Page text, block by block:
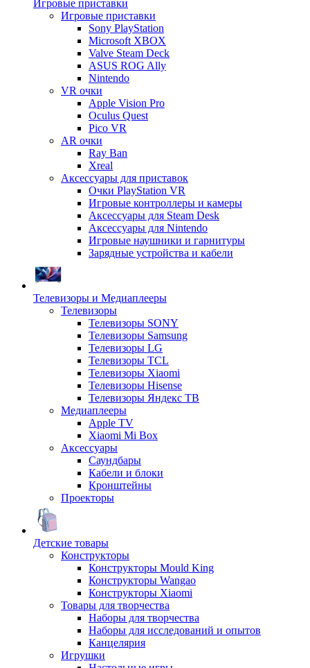
Игровые приставки
Игровые приставки
Sony PlayStation
Microsoft XBOX
Valve Steam Deck
ASUS ROG Ally
Nintendo
VR очки
Apple Vision Pro
Oculus Quest
Pico VR
AR очки
Ray Ban
Xreal
Аксессуары для приставок
Очки PlayStation VR
Игровые контроллеры и камеры
Аксессуары для Steam Desk
Аксессуары для Nintendo
Игровые наушники и гарнитуры
Зарядные устройства и кабели
Телевизоры и Медиаплееры
Телевизоры
Телевизоры SONY
Телевизоры Samsung
Телевизоры LG
Телевизоры TCL
Телевизоры Xiaomi
Телевизоры Hisense
Телевизоры Яндекс ТВ
Медиаплееры
Apple TV
Xiaomi Mi Box
Аксессуары
Саундбары
Кабели и блоки
Кронштейны
Проекторы
Детские товары
Конструкторы
Конструкторы Mould King
Конструкторы Wangao
Конструкторы Xiaomi
Товары для творчества
Наборы для творчества
Наборы для исследований и опытов
Канцелярия
Игрушки